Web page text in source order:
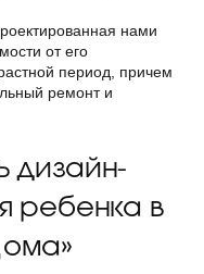
нами
от его
период, причем
ремонт и
дизайн-
ребенка в